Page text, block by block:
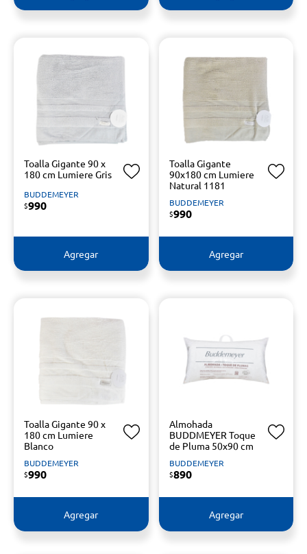
Toalla Gigante 90 x
180 cm Lumiere Gris
BUDDEMEYER
$990
Agregar
Toalla Gigante
90x180 cm Lumiere
Natural 1181
BUDDEMEYER
$990
Agregar
Toalla Gigante 90 x
180 cm Lumiere
Blanco
BUDDEMEYER
$990
Agregar
Almohada
BUDDMEYER Toque
de Pluma 50x90 cm
BUDDEMEYER
$890
Agregar